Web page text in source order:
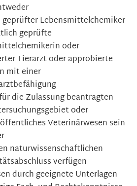
Lebensmittelchemiker
geprüfte
oder
Tierarzt oder approbierte
mit einer
die Zulassung beantragten
oder
Veterinärwesen sein
naturwissenschaftlichen
verfügen
durch geeignete Unterlagen